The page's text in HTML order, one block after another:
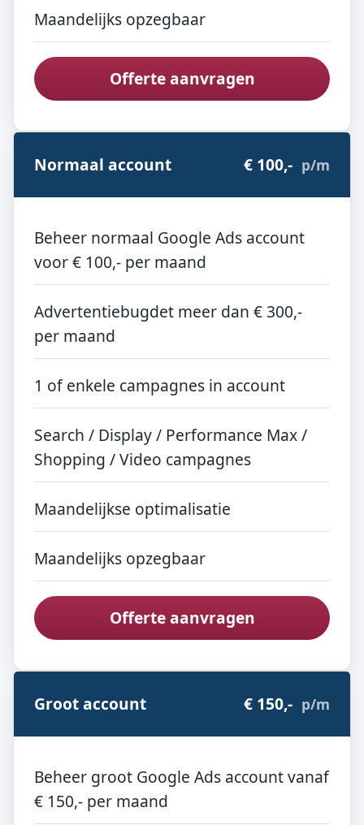
Maandelijks opzegbaar
Offerte aanvragen
Normaal account € 100,- p/m
Beheer normaal Google Ads account
voor € 100,- per maand
Advertentiebugdet meer dan € 300,-
per maand
1 of enkele campagnes in account
Search / Display / Performance Max /
Shopping / Video campagnes
Maandelijkse optimalisatie
Maandelijks opzegbaar
Offerte aanvragen
Groot account € 150,- p/m
Beheer groot Google Ads account vanaf
€ 150,- per maand